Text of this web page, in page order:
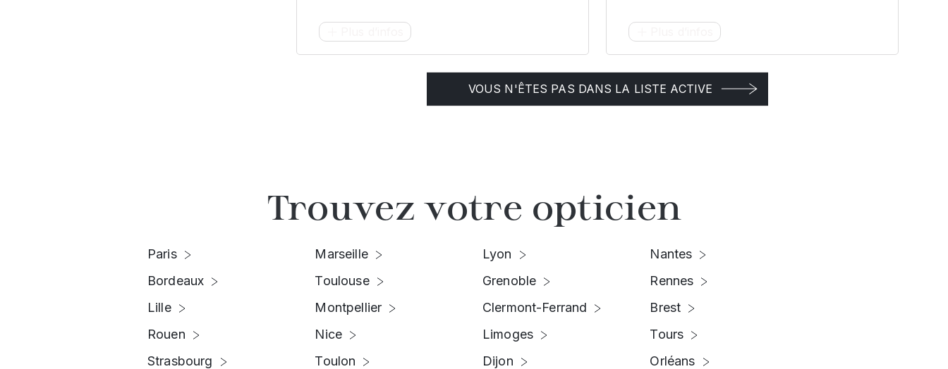
VOUS N'ÊTES PAS DANS LA LISTE ACTIVE
Trouvez votre opticien
Paris
Bordeaux
Lille
Rouen
Strasbourg
Marseille
Toulouse
Montpellier
Nice
Toulon
Lyon
Grenoble
Clermont-Ferrand
Limoges
Dijon
Nantes
Rennes
Brest
Tours
Orléans